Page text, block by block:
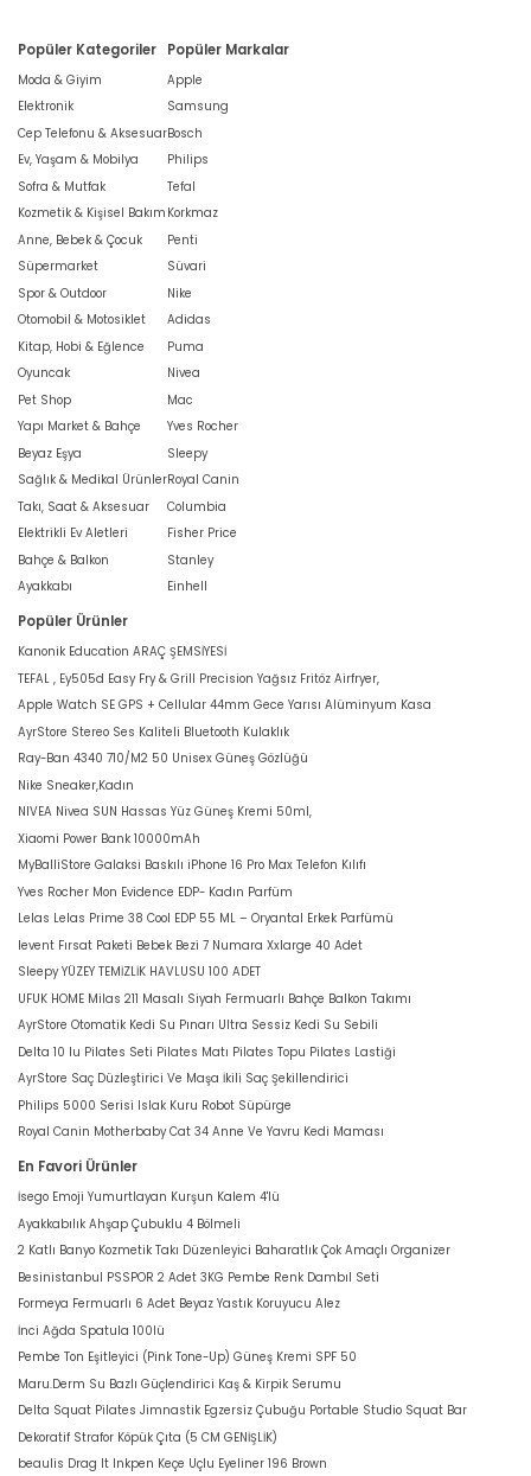
Popüler Kategoriler
Moda & Giyim
Elektronik
Cep Telefonu & Aksesuar
Ev, Yaşam & Mobilya
Sofra & Mutfak
Kozmetik & Kişisel Bakım
Anne, Bebek & Çocuk
Süpermarket
Spor & Outdoor
Otomobil & Motosiklet
Kitap, Hobi & Eğlence
Oyuncak
Pet Shop
Yapı Market & Bahçe
Beyaz Eşya
Sağlık & Medikal Ürünler
Takı, Saat & Aksesuar
Elektrikli Ev Aletleri
Bahçe & Balkon
Ayakkabı
Popüler Markalar
Apple
Samsung
Bosch
Philips
Tefal
Korkmaz
Penti
Süvari
Nike
Adidas
Puma
Nivea
Mac
Yves Rocher
Sleepy
Royal Canin
Columbia
Fisher Price
Stanley
Einhell
Popüler Ürünler
Kanonik Education ARAÇ ŞEMSİYESİ
TEFAL , Ey505d Easy Fry & Grill Precision Yağsız Fritöz Airfryer,
Apple Watch SE GPS + Cellular 44mm Gece Yarısı Alüminyum Kasa
AyrStore Stereo Ses Kaliteli Bluetooth Kulaklık
Ray-Ban 4340 710/M2 50 Unisex Güneş Gözlüğü
Nike Sneaker,Kadın
NIVEA Nivea SUN Hassas Yüz Güneş Kremi 50ml,
Xiaomi Power Bank 10000mAh
MyBalliStore Galaksi Baskılı iPhone 16 Pro Max Telefon Kılıfı
Yves Rocher Mon Evidence EDP- Kadın Parfüm
Lelas Lelas Prime 38 Cool EDP 55 ML – Oryantal Erkek Parfümü
levent Fırsat Paketi Bebek Bezi 7 Numara Xxlarge 40 Adet
Sleepy YÜZEY TEMİZLİK HAVLUSU 100 ADET
UFUK HOME Milas 211 Masalı Siyah Fermuarlı Bahçe Balkon Takımı
AyrStore Otomatik Kedi Su Pınarı Ultra Sessiz Kedi Su Sebili
Delta 10 lu Pilates Seti Pilates Matı Pilates Topu Pilates Lastiği
AyrStore Saç Düzleştirici Ve Maşa İkili Saç Şekillendirici
Philips 5000 Serisi Islak Kuru Robot Süpürge
Royal Canin Motherbaby Cat 34 Anne Ve Yavru Kedi Maması
En Favori Ürünler
İsego Emoji Yumurtlayan Kurşun Kalem 4'lü
Ayakkabılık Ahşap Çubuklu 4 Bölmeli
2 Katlı Banyo Kozmetik Takı Düzenleyici Baharatlık Çok Amaçlı Organizer
Besinistanbul PSSPOR 2 Adet 3KG Pembe Renk Dambıl Seti
Formeya Fermuarlı 6 Adet Beyaz Yastık Koruyucu Alez
İnci Ağda Spatula 100lü
Pembe Ton Eşitleyici (Pink Tone-Up) Güneş Kremi SPF 50
Maru.Derm Su Bazlı Güçlendirici Kaş & Kirpik Serumu
Delta Squat Pilates Jimnastik Egzersiz Çubuğu Portable Studio Squat Bar
Dekoratif Strafor Köpük Çıta (5 CM GENİŞLİK)
beaulis Drag It Inkpen Keçe Uçlu Eyeliner 196 Brown